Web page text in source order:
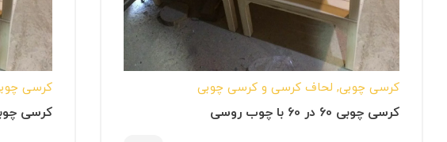
کرسی چوبی, لحاف کرسی و کرسی چوبی
کرسی چوبی 60 در 60 با چوب روسی
کرسی
کرسی چوبی 50 در 50 با